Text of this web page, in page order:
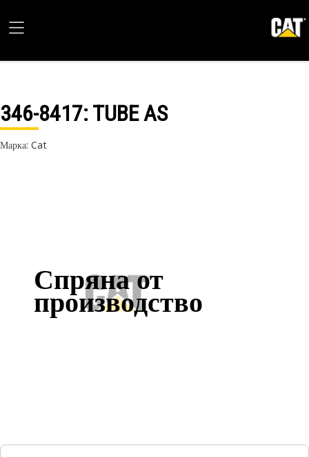
346-8417: TUBE AS
Марка: Cat
Спряна от
производство